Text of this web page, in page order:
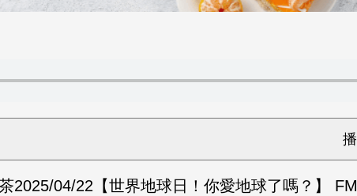
2025/04/22 【世界地球日！你愛地球了嗎？】 FM